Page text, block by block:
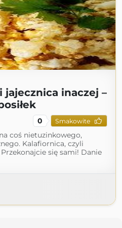
jajecznica inaczej –
0 Smakowite
coś nietuzinkowego,
Kalafiornica, czyli
się sami! Danie